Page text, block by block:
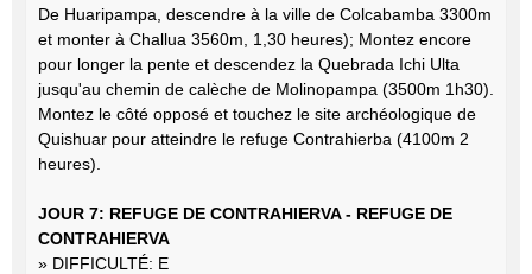
De Huaripampa, descendre à la ville de Colcabamba 3300m
et monter à Challua 3560m, 1,30 heures); Montez encore
pour longer la pente et descendez la Quebrada Ichi Ulta
jusqu'au chemin de calèche de Molinopampa (3500m 1h30).
Montez le côté opposé et touchez le site archéologique de
Quishuar pour atteindre le refuge Contrahierba (4100m 2
heures).
JOUR 7: REFUGE DE CONTRAHIERVA - REFUGE DE
CONTRAHIERVA
» DIFFICULTÉ: E